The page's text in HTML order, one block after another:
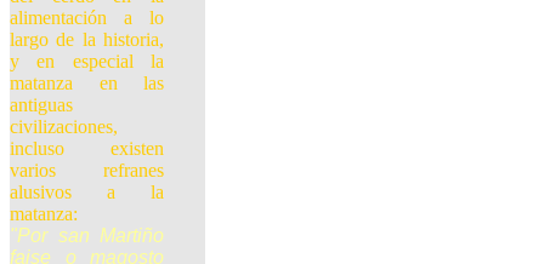
alimentación a lo
largo de la historia,
y en especial la
matanza en las
antiguas
civilizaciones,
incluso existen
varios refranes
alusivos a la
matanza:
"Por san Martiño
faise o magosto